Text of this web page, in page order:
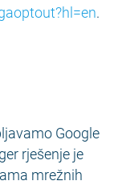
.
Google
rješenje je
mrežnih